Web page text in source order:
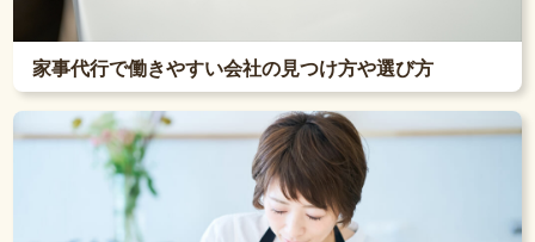
家事代行で働きやすい会社の見つけ方や選び方